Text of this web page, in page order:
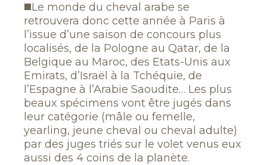
◼️Le monde du cheval arabe se
retrouvera donc cette année à Paris à
l’issue d’une saison de concours plus
localisés, de la Pologne au Qatar, de la
Belgique au Maroc, des Etats-Unis aux
Emirats, d’Israël à la Tchéquie, de
l’Espagne à l’Arabie Saoudite… Les plus
beaux spécimens vont être jugés dans
leur catégorie (mâle ou femelle,
yearling, jeune cheval ou cheval adulte)
par des juges triés sur le volet venus eux
aussi des 4 coins de la planète.